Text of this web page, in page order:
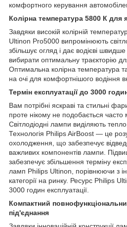
комфортного керування
Колірна температура 5800 К для
Завдяки високій колірній
Ultinon Pro5000 випромінюють
збільшує огляд і дає водієві
вибирати оптимальну траєкторію
Оптимальна колірна температура
на очі для комфортнішого водіння
Термін експлуатації до 3000
Вам потрібні яскраві та стильні
проте нікому не подобається часто
Світлодіодні лампи виділяють
Технологія Philips AirBoost — це
охолодження, що забезпечує
важливих компонентів лампи.
забезпечує збільшення терміну
ламп Philips Ultinon, порівнюючи з
категорії на ринку. Ресурс Philips
3000 годин експлуатації.
Компактний
під'єднання